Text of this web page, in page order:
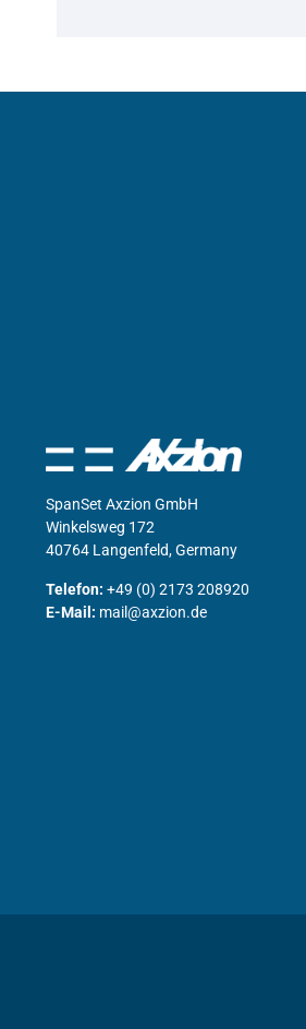
SpanSet Axzion GmbH
Winkelsweg 172
40764 Langenfeld, Germany
Telefon: +49 (0) 2173 208920
E-Mail: mail@axzion.de